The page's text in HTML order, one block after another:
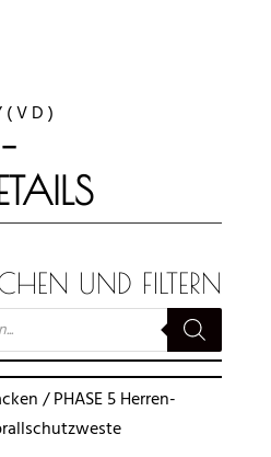
( V D )
UND FILTERN
/ PHASE 5 Herren-